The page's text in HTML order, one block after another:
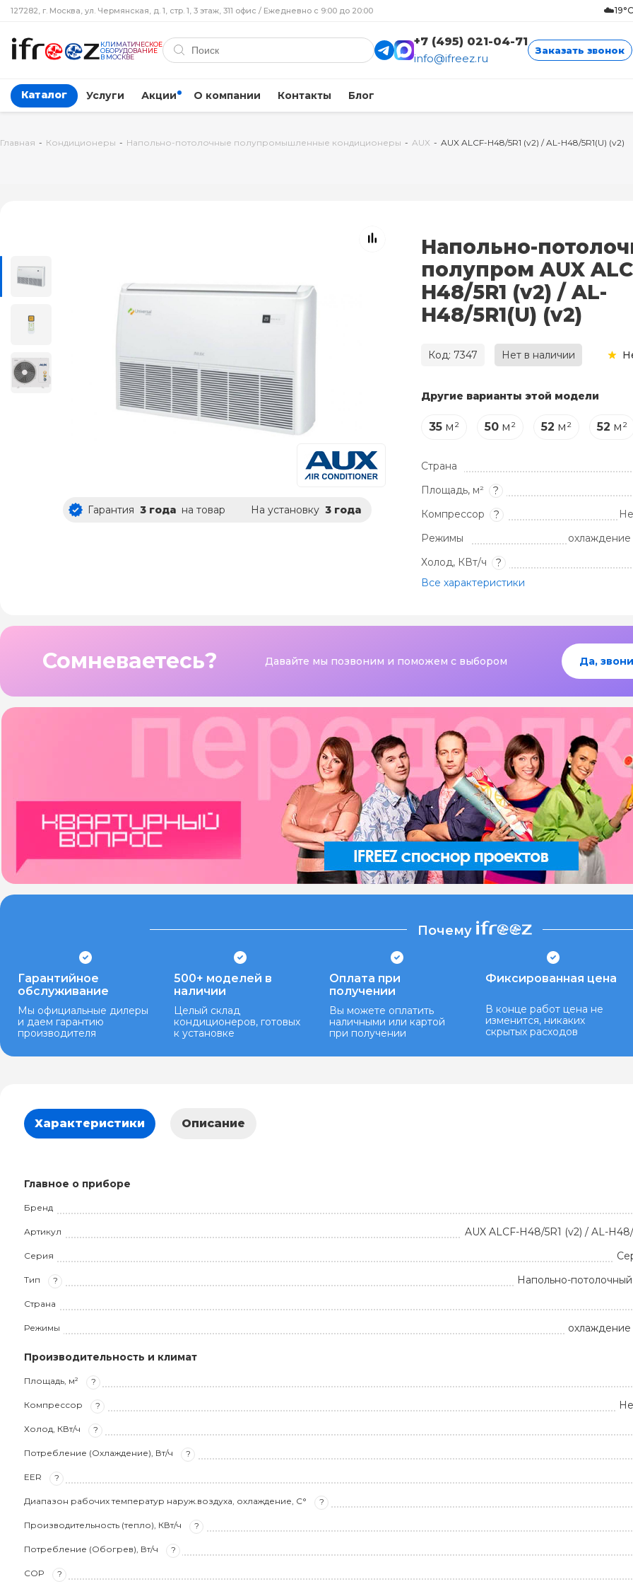
127282, г. Москва, ул. Чермянская, д. 1, стр. 1, 3 этаж, 311 офис / Ежедневно с 9:00 до 20:00 ☁️
КЛИМАТИЧЕСКОЕ
ОБОРУДОВАНИЕ
В МОСКВЕ
+7 (495) 021-04-71
info@ifreez.ru
Заказать звонок
Каталог Услуги Акции О компании Контакты Блог
Главная - Кондиционеры - Напольно-потолочные полупромышленные кондиционеры - AUX - AUX ALCF-H48/5R1 (v2) / AL-H48/5R1(U) (v2)
Гарантия 3 года на товар На установку 3 года
Напольно-
полупром AUX
H48/5R1 (v2) / AL-
H48/5R1(U) (v2)
Код: 7347 Нет в наличии
Другие варианты этой модели
35м² 50м² 52 м² 52 м²
Страна
Площадь, м²
?
Компрессор
?
Режимы
Холод, КВт/ч
?
Все характеристики
Сомневаетесь? Давайте мы позвоним и поможем с выбором Да,
Почему
Гарантийное
обслуживание
Мы официальные дилеры
и даем гарантию
производителя
500+ моделей в
наличии
Целый склад
кондиционеров, готовых
к установке
Оплата при
получении
Вы можете оплатить
наличными или картой
при получении
Фиксированная цена
В конце работ цена не
изменится, никаких
скрытых расходов
Характеристики Описание
Главное о приборе
Бренд
Артикул AUX ALCF-H48/5R1 (v2) / AL-
Серия
Тип ? Напольно-
Страна
Режимы
Производительность и климат
Площадь, м² ?
Компрессор ?
Холод, КВт/ч ?
Потребление (Охлаждение), Вт/ч ?
EER ?
Диапазон рабочих температур наруж.воздуха, охлаждение, С° ?
Производительность (тепло), КВт/ч ?
Потребление (Обогрев), Вт/ч ?
COP ?